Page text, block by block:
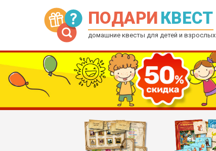
ПОДАРИ КВЕСТ
домашние квесты для детей и взрослых